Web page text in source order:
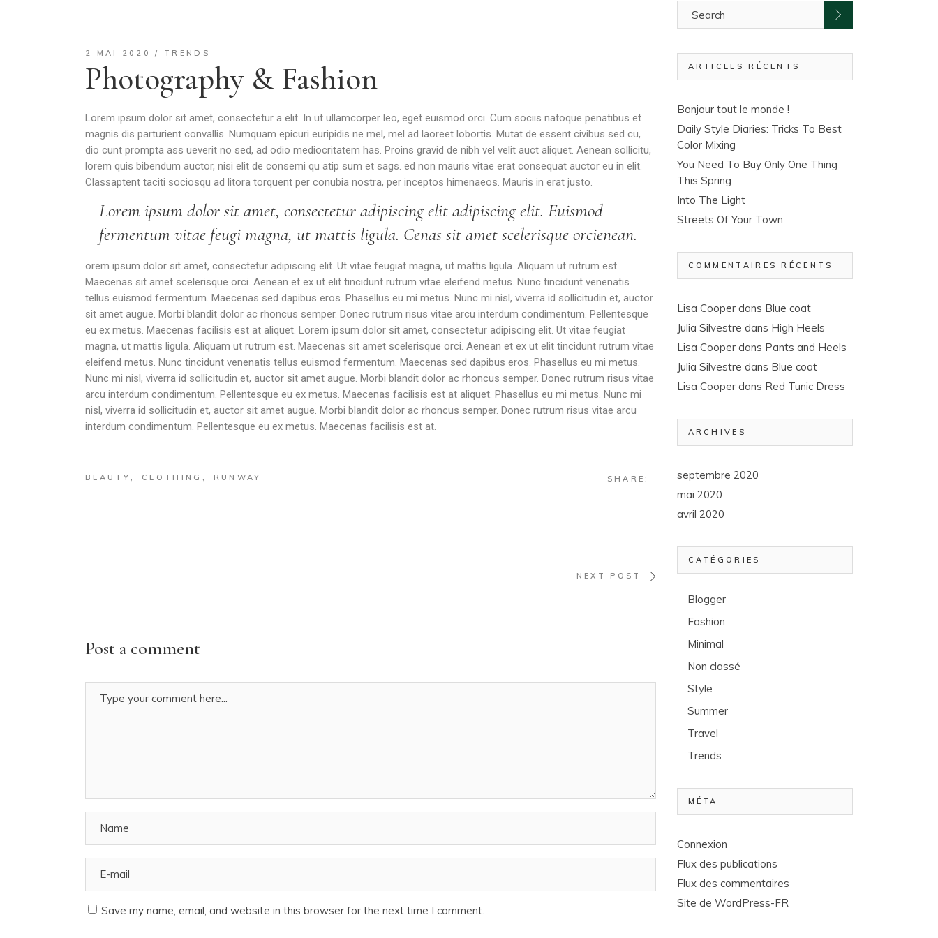
2 MAI 2020 TRENDS
Photography & Fashion
Lorem ipsum dolor sit amet, consectetur a elit. In ut ullamcorper leo, eget euismod orci. Cum sociis natoque penatibus et
magnis dis parturient convallis. Numquam epicuri euripidis ne mel, mel ad laoreet lobortis. Mutat de essent civibus sed cu,
dio cunt prompta ass ueverit no sed, ad odio mediocritatem has. Proins gravid de nibh vel velit auct aliquet. Aenean sollicitu,
lorem quis bibendum auctor, nisi elit de consemi qu atip sum et sags. ed non mauris vitae erat consequat auctor eu in elit.
Classaptent taciti sociosqu ad litora torquent per conubia nostra, per inceptos himenaeos. Mauris in erat justo.
Lorem ipsum dolor sit amet, consectetur adipiscing elit adipiscing elit. Euismod
fermentum vitae feugi magna, ut mattis ligula. Cenas sit amet scelerisque orcienean.
orem ipsum dolor sit amet, consectetur adipiscing elit. Ut vitae feugiat magna, ut mattis ligula. Aliquam ut rutrum est.
Maecenas sit amet scelerisque orci. Aenean et ex ut elit tincidunt rutrum vitae eleifend metus. Nunc tincidunt venenatis
tellus euismod fermentum. Maecenas sed dapibus eros. Phasellus eu mi metus. Nunc mi nisl, viverra id sollicitudin et, auctor
sit amet augue. Morbi blandit dolor ac rhoncus semper. Donec rutrum risus vitae arcu interdum condimentum. Pellentesque
eu ex metus. Maecenas facilisis est at aliquet. Lorem ipsum dolor sit amet, consectetur adipiscing elit. Ut vitae feugiat
magna, ut mattis ligula. Aliquam ut rutrum est. Maecenas sit amet scelerisque orci. Aenean et ex ut elit tincidunt rutrum vitae
eleifend metus. Nunc tincidunt venenatis tellus euismod fermentum. Maecenas sed dapibus eros. Phasellus eu mi metus.
Nunc mi nisl, viverra id sollicitudin et, auctor sit amet augue. Morbi blandit dolor ac rhoncus semper. Donec rutrum risus vitae
arcu interdum condimentum. Pellentesque eu ex metus. Maecenas facilisis est at aliquet. Phasellus eu mi metus. Nunc mi
nisl, viverra id sollicitudin et, auctor sit amet augue. Morbi blandit dolor ac rhoncus semper. Donec rutrum risus vitae arcu
interdum condimentum. Pellentesque eu ex metus. Maecenas facilisis est at.
BEAUTY CLOTHING RUNWAY SHARE:
NEXT POST
Post a comment
Save my name, email, and website in this browser for the next time I comment.
ARTICLES RÉCENTS
Bonjour tout le monde !
Daily Style Diaries: Tricks To Best
Color Mixing
You Need To Buy Only One Thing
This Spring
Into The Light
Streets Of Your Town
COMMENTAIRES RÉCENTS
Lisa Cooperdans Blue coat
Julia Silvestre dans High Heels
Lisa Cooperdans Pants and Heels
Julia Silvestre dans Blue coat
Lisa Cooperdans Red Tunic Dress
ARCHIVES
septembre 2020
mai 2020
avril 2020
CATÉGORIES
Blogger
Fashion
Minimal
Non classé
Style
Summer
Travel
Trends
MÉTA
Connexion
Flux des publications
Flux des commentaires
Site de WordPress-FR